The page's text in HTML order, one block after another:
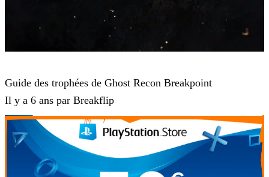
Guide des trophées de Ghost Recon Breakpoint
Il y a 6 ans par Breakflip